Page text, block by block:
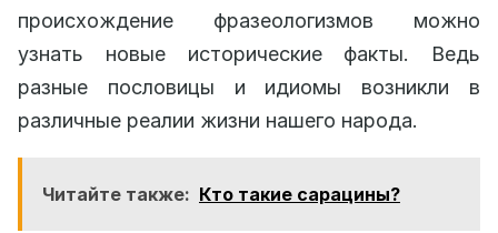
происхождение фразеологизмов можно
узнать новые исторические факты. Ведь
разные пословицы и идиомы возникли в
различные реалии жизни нашего народа.
Читайте также: Кто такие сарацины?